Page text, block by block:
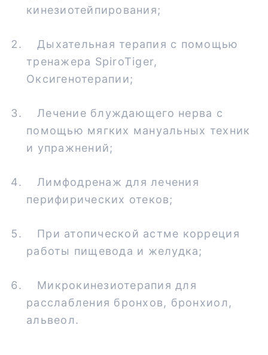
кинезиотейпирования;
Дыхательная терапия с помощью
тренажера SpiroTiger,
Оксигенотерапии;
Лечение блуждающего нерва с
помощью мягких мануальных техник
и упражнений;
Лимфодренаж для лечения
перифирических отеков;
При атопической астме корреция
работы пищевода и желудка;
Микрокинезиотерапия для
расслабления бронхов, бронхиол,
альвеол.